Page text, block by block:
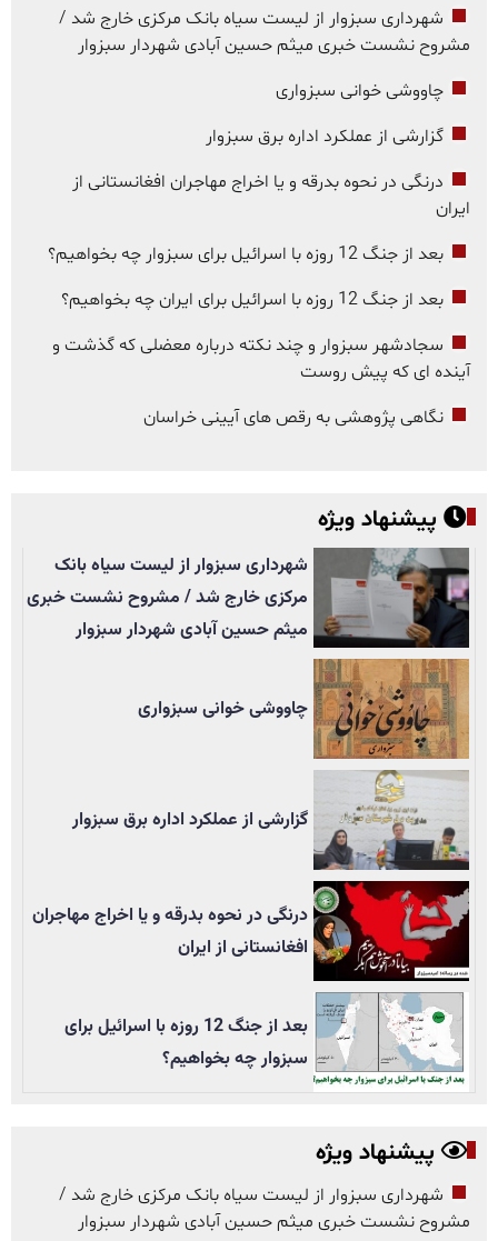
شهرداری سبزوار از لیست سیاه بانک مرکزی خارج شد /
مشروح نشست خبری میثم حسین آبادی شهردار سبزوار
چاووشی خوانی سبزواری
گزارشی از عملکرد اداره برق سبزوار
درنگی در نحوه بدرقه و یا اخراج مهاجران افغانستانی از
ایران
بعد از جنگ 12 روزه با اسرائیل برای سبزوار چه بخواهیم؟
بعد از جنگ 12 روزه با اسرائیل برای ایران چه بخواهیم؟
سجادشهر سبزوار و چند نکته درباره معضلی که گذشت و
آینده ای که پیش روست
نگاهی پژوهشی به رقص های آیینی خراسان
پیشنهاد ویژه
شهرداری سبزوار از لیست سیاه بانک
مرکزی خارج شد / مشروح نشست خبری
میثم حسین آبادی شهردار سبزوار
چاووشی خوانی سبزواری
گزارشی از عملکرد اداره برق سبزوار
درنگی در نحوه بدرقه و یا اخراج مهاجران
افغانستانی از ایران
بعد از جنگ 12 روزه با اسرائیل برای
سبزوار چه بخواهیم؟
پیشنهاد ویژه
شهرداری سبزوار از لیست سیاه بانک مرکزی خارج شد /
مشروح نشست خبری میثم حسین آبادی شهردار سبزوار